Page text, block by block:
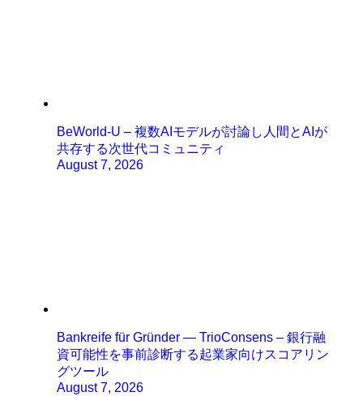
BeWorld-U – 複数AIモデルが討論し人間とAIが
共存する次世代コミュニティ
August 7, 2026
Bankreife für Gründer — TrioConsens – 銀行融
資可能性を事前診断する起業家向けスコアリン
グツール
August 7, 2026